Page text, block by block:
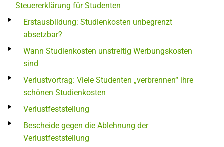
Steuererklärung für Studenten
Erstausbildung: Studienkosten unbegrenzt
absetzbar?
Wann Studienkosten unstreitig Werbungskosten
sind
Verlustvortrag: Viele Studenten „verbrennen“ ihre
schönen Studienkosten
Verlustfeststellung
Bescheide gegen die Ablehnung der
Verlustfeststellung